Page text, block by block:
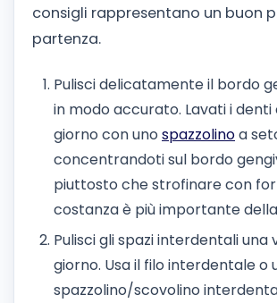
consigli rappresentano un buon
partenza.
Pulisci delicatamente il bordo
in modo accurato. Lavati i denti
giorno con uno spazzolinoa
concentrandoti sul bordo
piuttosto che strofinare con
costanza è più importante
Pulisci gli spazi interdentali una
giorno. Usa il filo interdentale o
spazzolino/scovolino